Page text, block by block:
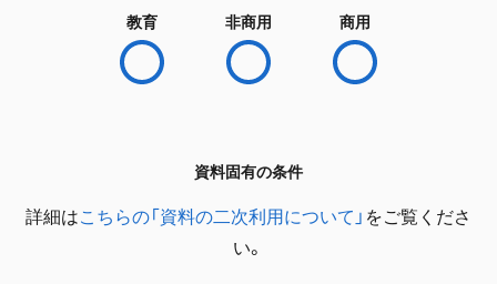
教育 非商用 商用
資料固有の条件
詳細はこちらの「資料の二次利用について」 をご覧くださ
い。